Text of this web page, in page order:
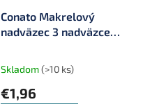
Conato Makrelový
nadväzec 3 nadväzce,
Skladom(>10 ks)
€1,96